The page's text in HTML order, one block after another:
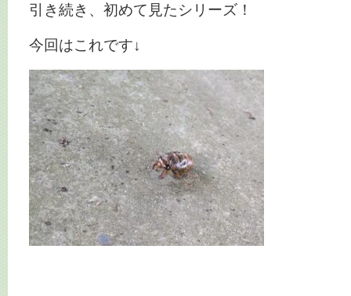
引き続き、初めて見たシリーズ！
今回はこれです↓